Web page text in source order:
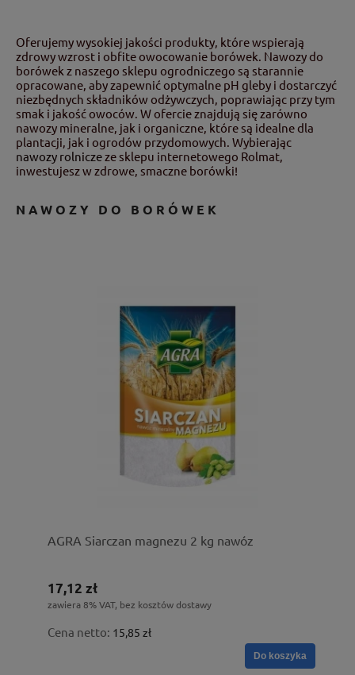
Oferujemy wysokiej jakości produkty, które wspierają
zdrowy wzrost i obfite owocowanie borówek. Nawozy do
borówek z naszego sklepu ogrodniczego są starannie
opracowane, aby zapewnić optymalne pH gleby i dostarczyć
niezbędnych składników odżywczych, poprawiając przy tym
smak i jakość owoców. W ofercie znajdują się zarówno
nawozy mineralne, jak i organiczne, które są idealne dla
plantacji, jak i ogrodów przydomowych. Wybierając
nawozy rolniczeze sklepu internetowego Rolmat,
inwestujesz w zdrowe, smaczne borówki!
NAWOZY DO BORÓWEK
AGRA Siarczan magnezu 2 kg nawóz
17,12 zł
zawiera 8% VAT, bez kosztów dostawy
Cena netto: 15,85 zł
Do koszyka